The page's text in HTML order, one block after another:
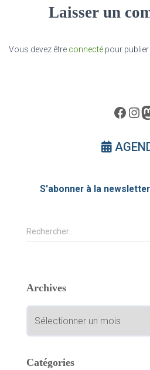
Laisser un
Vous devez être connecté pour
Facebook InstagramMastodon
S'abonner à la newsletter
R
e
r
r
:
Rechercher…
Archives
c
iCatégories